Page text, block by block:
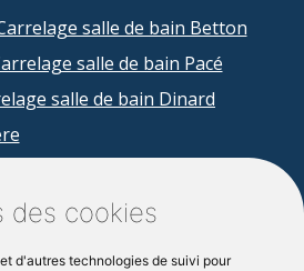
des cookies
d'autres technologies de suivi pour
salle de bain Betton
salle de bain Pacé
salle de bain Dinard